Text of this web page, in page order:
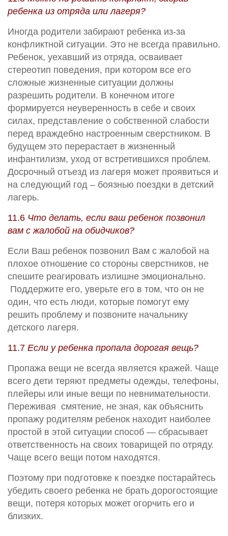
ребенка из отряда или лагеря?
Иногда родители забирают ребенка из-за
конфликтной ситуации. Это не всегда правильно.
Ребенок, уехавший из отряда, осваивает
стереотип поведения, при котором все его
сложные жизненные ситуации должны
разрешить родители. В конечном итоге
формируется неуверенность в себе и своих
силах, представление о собственной слабости
перед враждебно настроенным сверстником. В
будущем это перерастает в жизненный
инфантилизм, уход от встретившихся проблем.
Досрочный отъезд из лагеря может проявиться и
на следующий год – боязнью поездки в детский
лагерь.
11.6 Что делать, если ваш ребенок позвонил
вам с жалобой на обидчиков?
Если Ваш ребенок позвонил Вам с жалобой на
плохое отношение со стороны сверстников, не
спешите реагировать излишне эмоционально.
Поддержите его, уверьте его в том, что он не
один, что есть люди, которые помогут ему
решить проблему и позвоните начальнику
детского лагеря.
11.7 Если у ребенка пропала дорогая вещь?
Пропажа вещи не всегда является кражей. Чаще
всего дети теряют предметы одежды, телефоны,
плейеры или иные вещи по невнимательности.
Переживая смятение, не зная, как объяснить
пропажу родителям ребенок находит наиболее
простой в этой ситуации способ — сбрасывает
ответственность на своих товарищей по отряду.
Чаще всего вещи потом находятся.
Поэтому при подготовке к поездке постарайтесь
убедить своего ребенка не брать дорогостоящие
вещи, потеря которых может огорчить его и
близких.